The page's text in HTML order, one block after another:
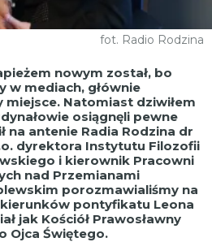
fot. Radio Rodzina
nowym został, bo
w mediach, głównie
miejsce. Natomiast dziwiłem
osiągnęli pewne
na antenie Radia Rodzina dr
dyrektora Instytutu Filozofii
i kierownik Pracowni
nad Przemianami
porozmawialiśmy na
pontyfikatu Leona
jak Kościół Prawosławny
Ojca Świętego.